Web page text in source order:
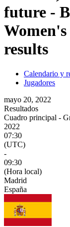
future -
results
Calendario y
Jugadores
mayo 20, 2022
Resultados
Cuadro principal -
2022
07:30
(UTC)
-
09:30
(Hora local)
Madrid
España